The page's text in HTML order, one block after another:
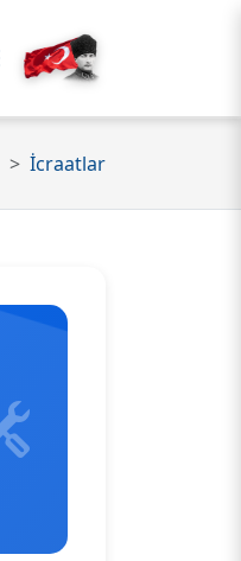
İcraatlar